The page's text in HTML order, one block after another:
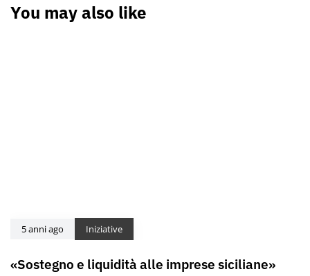
You may also like
5 anni ago Iniziative
«Sostegno e liquidità alle imprese siciliane»